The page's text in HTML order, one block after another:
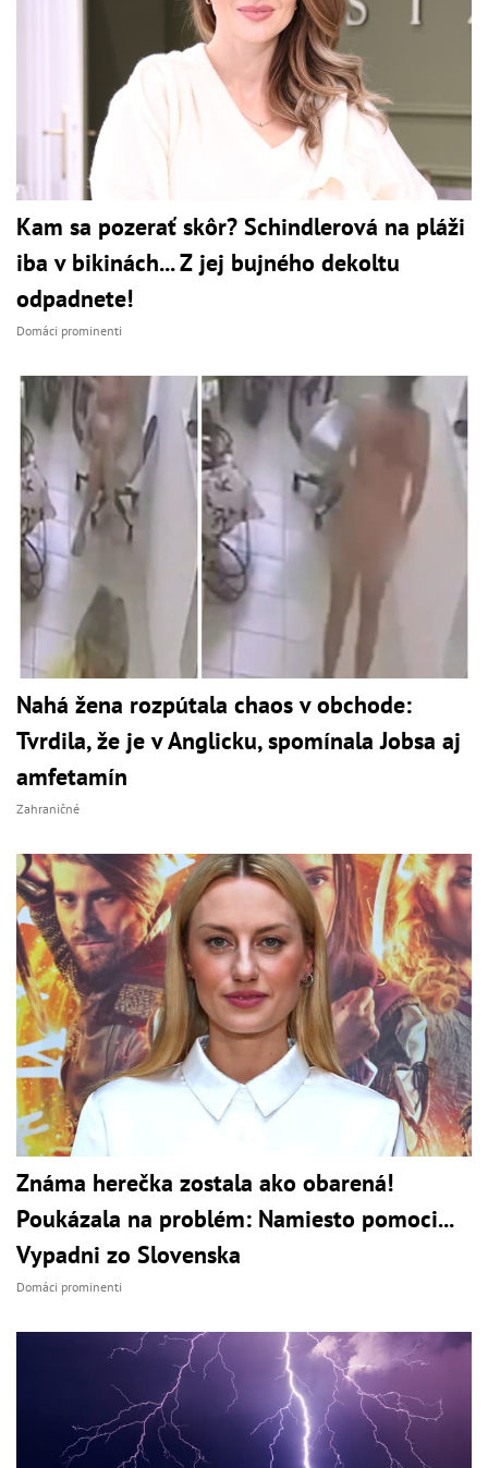
Kam sa pozerať skôr? Schindlerová na pláži
iba v bikinách... Z jej bujného dekoltu
odpadnete!
Domáci prominenti
Nahá žena rozpútala chaos v obchode:
Tvrdila, že je v Anglicku, spomínala Jobsa aj
amfetamín
Zahraničné
Známa herečka zostala ako obarená!
Poukázala na problém: Namiesto pomoci...
Vypadni zo Slovenska
Domáci prominenti